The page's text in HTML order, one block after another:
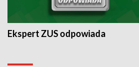
Ekspert ZUS odpowiada